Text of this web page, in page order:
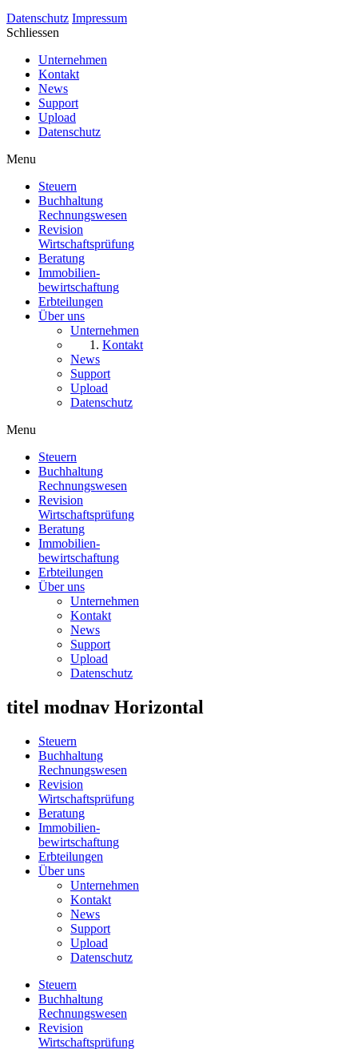
Datenschutz Impressum
Schliessen
Unternehmen
Kontakt
News
Support
Upload
Datenschutz
Menu
Steuern
Buchhaltung
Rechnungswesen
Revision
Wirtschaftsprüfung
Beratung
Immobilien-
bewirtschaftung
Erbteilungen
Über uns
Unternehmen
Kontakt
News
Support
Upload
Datenschutz
Menu
Steuern
Buchhaltung
Rechnungswesen
Revision
Wirtschaftsprüfung
Beratung
Immobilien-
bewirtschaftung
Erbteilungen
Über uns
Unternehmen
Kontakt
News
Support
Upload
Datenschutz
titel modnav Horizontal
Steuern
Buchhaltung
Rechnungswesen
Revision
Wirtschaftsprüfung
Beratung
Immobilien-
bewirtschaftung
Erbteilungen
Über uns
Unternehmen
Kontakt
News
Support
Upload
Datenschutz
Steuern
Buchhaltung
Rechnungswesen
Revision
Wirtschaftsprüfung